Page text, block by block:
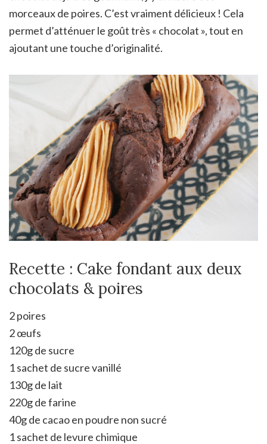
morceaux de poires. C’est vraiment délicieux ! Cela
permet d’atténuer le goût très « chocolat », tout en
ajoutant une touche d’originalité.
Recette : Cake fondant aux deux
chocolats & poires
2 poires
2 œufs
120g de sucre
1 sachet de sucre vanillé
130g de lait
220g de farine
40g de cacao en poudre non sucré
1 sachet de levure chimique